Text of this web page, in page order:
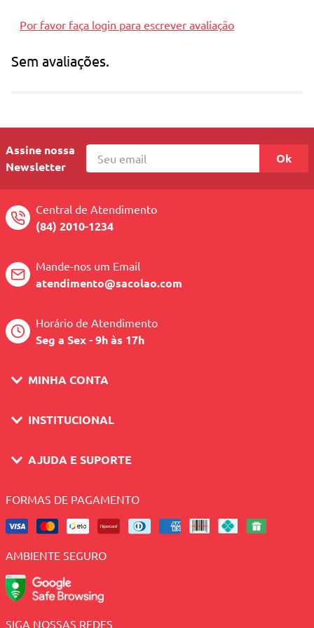
Por favor faça login para escrever avaliação
Sem avaliações.
Assine nossa
Newsletter
Ok
Central de Atendimento
(84) 2010-1234
Mande-nos um Email
atendimento@sacolao.com
Horário de Atendimento
Seg a Sex - 9h às 17h
MINHA CONTA
INSTITUCIONAL
AJUDA E SUPORTE
FORMAS DE PAGAMENTO
AMBIENTE SEGURO
SIGA NOSSAS REDES